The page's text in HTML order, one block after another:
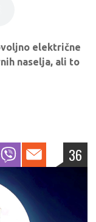
električne
naselja, ali to
36